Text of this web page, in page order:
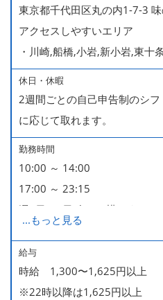
東京都千代田区丸の内1-7-3
アクセスしやすいエリア
・川崎,船橋,小岩,新小岩,東十
休日・休暇
2週間ごとの自己申告制のシ
に応じて取れます。
勤務時間
10:00 ～ 14:00
17:00 ～ 23:15
週2日・1日4h～で構いません。
■時短勤務制度あり
...もっと見る
給与
時給 1,300〜1,625円以上
※22時以降は1,625円以上